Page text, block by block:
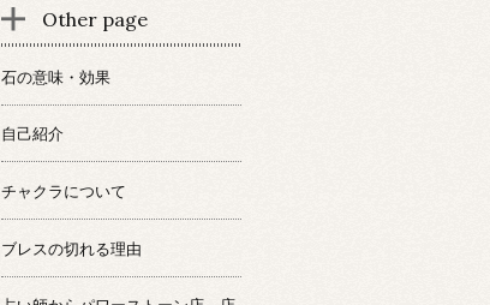
Other page
石の意味・効果
自己紹介
チャクラについて
ブレスの切れる理由